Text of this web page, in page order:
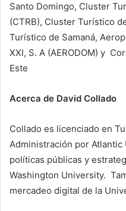
Santo Domingo, Cluster
(CTRB), Cluster Turístico
Turístico de Samaná,
XXI, S. A (AERODOM) y
Este
Acerca de David Collado
Collado es licenciado en
Administración por
políticas públicas y
Washington University.
mercadeo digital de la